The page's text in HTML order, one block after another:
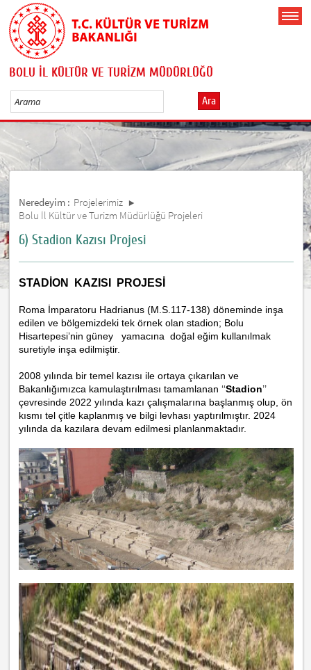
BOLU İL KÜLTÜR VE TURİZM MÜDÜRLÜĞÜ
Ara
Neredeyim : Projelerimiz
Bolu İl Kültür ve Turizm Müdürlüğü Projeleri
6) Stadion Kazısı Projesi
STADİON KAZISI PROJESİ
Roma İmparatoru Hadrianus (M.S.117-138) döneminde inşa
edilen ve bölgemizdeki tek örnek olan stadion; Bolu
Hisartepesi’nin güney yamacına doğal eğim kullanılmak
suretiyle inşa edilmiştir.
2008 yılında bir temel kazısı ile ortaya çıkarılan ve
Bakanlığımızca kamulaştırılması tamamlanan ‘‘Stadion’’
çevresinde 2022 yılında kazı çalışmalarına başlanmış olup, ön
kısmı tel çitle kaplanmış ve bilgi levhası yaptırılmıştır. 2024
yılında da kazılara devam edilmesi planlanmaktadır.